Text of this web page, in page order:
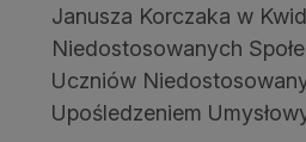
Janusza Korczaka w
Niedostosowanych
Uczniów
Upośledzeniem